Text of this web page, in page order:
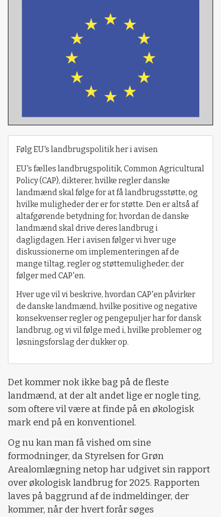
Følg EU's landbrugspolitik her i avisen
EU's fælles landbrugspolitik, Common Agricultural
Policy (CAP), dikterer, hvilke regler danske
landmænd skal følge for at få landbrugsstøtte, og
hvilke muligheder der er for støtte. Den er altså af
altafgørende betydning for, hvordan de danske
landmænd skal drive deres landbrug i
dagligdagen. Her i avisen følger vi hver uge
diskussionerne om implementeringen af de
mange tiltag, regler og støttemuligheder, der
følger med CAP'en.
Hver uge vil vi beskrive, hvordan CAP'en påvirker
de danske landmænd, hvilke positive og negative
konsekvenser regler og pengepuljer har for dansk
landbrug, og vi vil følge med i, hvilke problemer og
løsningsforslag der dukker op.
Det kommer nok ikke bag på de fleste
landmænd, at der alt andet lige er nogle ting,
som oftere vil være at finde på en økologisk
mark end på en konventionel.
Og nu kan man få vished om sine
formodninger, da Styrelsen for Grøn
Arealomlægning netop har udgivet sin rapport
over økologisk landbrug for 2025. Rapporten
laves på baggrund af de indmeldinger, der
kommer, når der hvert forår søges